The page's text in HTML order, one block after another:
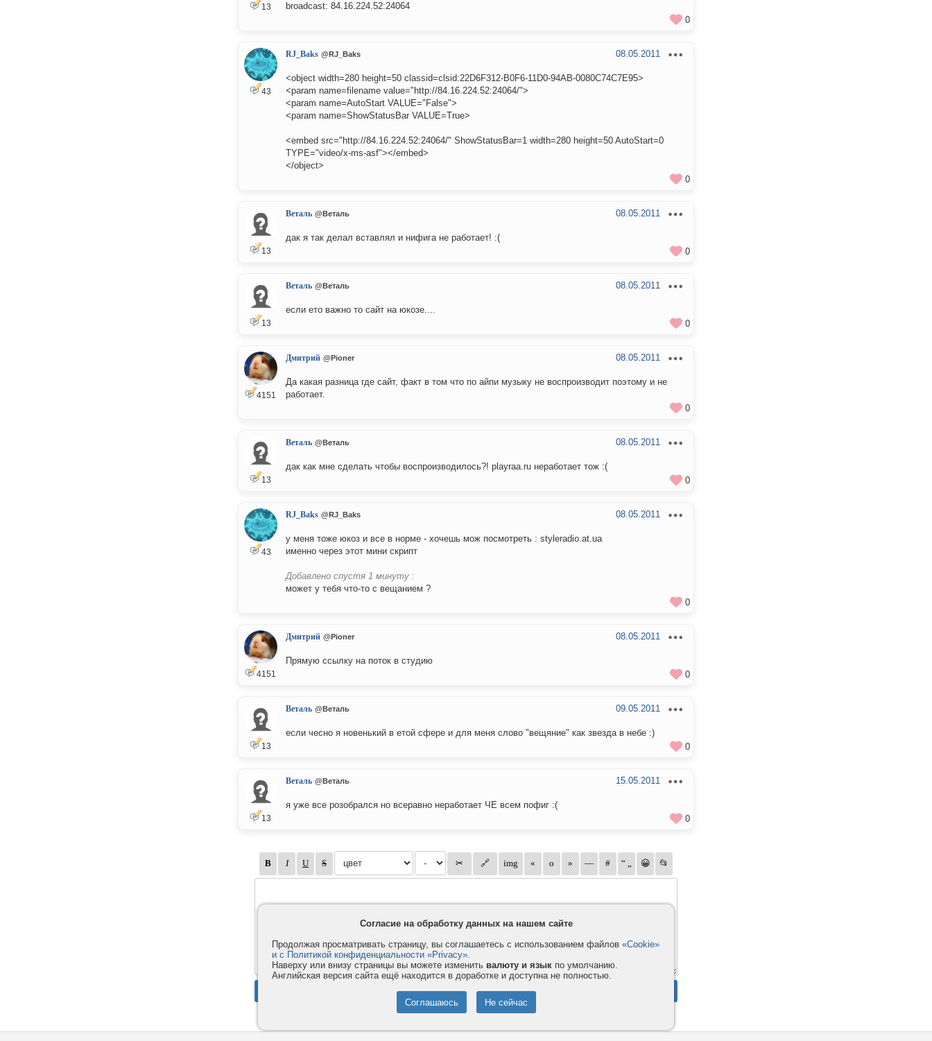
13
broadcast: 84.16.224.52:24064
0
43
RJ_Baks @RJ_Baks 08.05.2011
<object width=280 height=50 classid=clsid:22D6F312-B0F6-11D0-94AB-0080C74C7E95>
<param name=filename value="http://84.16.224.52:24064/">
<param name=AutoStart VALUE="False">
<param name=ShowStatusBar VALUE=True>
<embed src="http://84.16.224.52:24064/" ShowStatusBar=1 width=280 height=50 AutoStart=0
TYPE="video/x-ms-asf"></embed>
</object>
0
13
Веталь @Веталь 08.05.2011
дак я так делал вставлял и нифига не работает! :(
0
13
Веталь @Веталь 08.05.2011
если ето важно то сайт на юкозе....
0
4151
Дмитрий @Pioner 08.05.2011
Да какая разница где сайт, факт в том что по айпи музыку не воспроизводит поэтому и не
работает.
0
13
Веталь @Веталь 08.05.2011
дак как мне сделать чтобы воспроизводилось?! playraa.ru неработает тож :(
0
43
RJ_Baks @RJ_Baks 08.05.2011
у меня тоже юкоз и все в норме - хочешь мож посмотреть : styleradio.at.ua
именно через этот мини скрипт
Добавлено спустя 1 минуту :
может у тебя что-то с вещанием ?
0
4151
Дмитрий @Pioner 08.05.2011
Прямую ссылку на поток в студию
0
13
Веталь @Веталь 09.05.2011
если чесно я новенький в етой сфере и для меня слово "вещяние" как звезда в небе :)
0
13
Веталь @Веталь 15.05.2011
я уже все розобрался но всеравно неработает ЧЕ всем пофиг :(
0
Согласие на обработку данных на нашем сайте
Продолжая просматривать страницу, вы соглашаетесь с использованием файлов «Cookie»
и с Политикой конфиденциальности «Privacy».
Наверху или внизу страницы вы можете изменить валюту и язык по умолчанию.
Английская версия сайта ещё находится в доработке и доступна не полностью.